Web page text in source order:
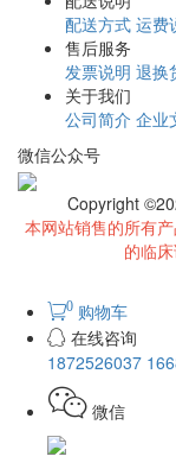
配送方式 运费
售后服务
发票说明 退换
关于我们
公司简介 企业
微信公众号
Copyright
本网站销售的所有
的临
0 购物车
在线咨询
1872526037
微信